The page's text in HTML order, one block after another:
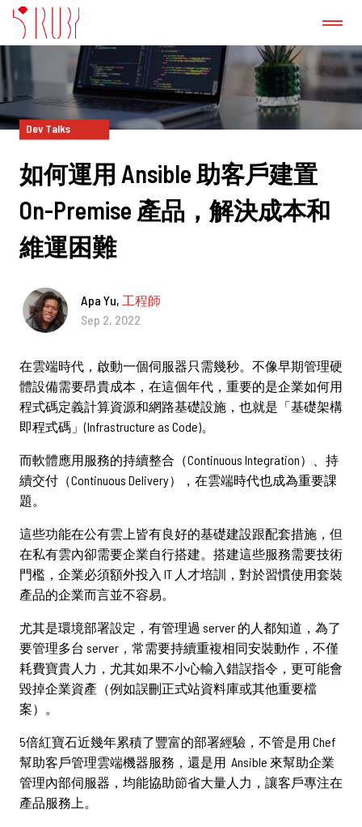
認識我們
成功案例
GitLab 諮詢服務
產品
立即諮詢
02-2381-5690
project@5xruby.com
台北市中正區襄陽路6號6樓
Dev Talks
如何運用 Ansible 助客戶建置
On-Premise 產品，解決成本和
維運困難
Apa Yu, 工程師
Sep 2, 2022
在雲端時代，啟動一個伺服器只需幾秒。不像早期管理硬
體設備需要昂貴成本，在這個年代，重要的是企業如何用
程式碼定義計算資源和網路基礎設施，也就是「基礎架構
即程式碼」(Infrastructure as Code)。
而軟體應用服務的持續整合（Continuous Integration）、持
續交付（Continuous Delivery），在雲端時代也成為重要課
題。
這些功能在公有雲上皆有良好的基礎建設跟配套措施，但
在私有雲內卻需要企業自行搭建。搭建這些服務需要技術
門檻，企業必須額外投入 IT 人才培訓，對於習慣使用套裝
產品的企業而言並不容易。
尤其是環境部署設定，有管理過 server 的人都知道，為了
要管理多台 server，常需要持續重複相同安裝動作，不僅
耗費寶貴人力，尤其如果不小心輸入錯誤指令，更可能會
毀掉企業資產（例如誤刪正式站資料庫或其他重要檔
案）。
5倍紅寶石近幾年累積了豐富的部署經驗，不管是用 Chef
幫助客戶管理雲端機器服務，還是用 Ansible 來幫助企業
管理內部伺服器，均能協助節省大量人力，讓客戶專注在
產品服務上。